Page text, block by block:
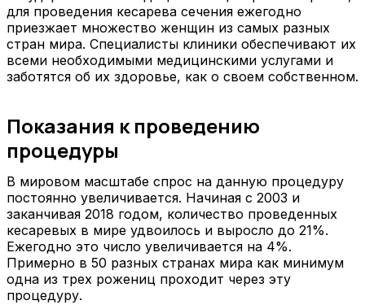
для проведения кесарева сечения ежегодно
приезжает множество женщин из самых разных
стран мира. Специалисты клиники обеспечивают их
всеми необходимыми медицинскими услугами и
заботятся об их здоровье, как о своем собственном.
Показания к проведению
процедуры
В мировом масштабе спрос на данную процедуру
постоянно увеличивается. Начиная с 2003 и
заканчивая 2018 годом, количество проведенных
кесаревых в мире удвоилось и выросло до 21%.
Ежегодно это число увеличивается на 4%.
Примерно в 50 разных странах мира как минимум
одна из трех рожениц проходит через эту
процедуру.